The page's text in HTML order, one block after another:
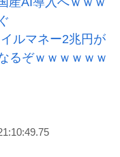
ルマネー2兆円が
るぞｗｗｗｗｗｗ